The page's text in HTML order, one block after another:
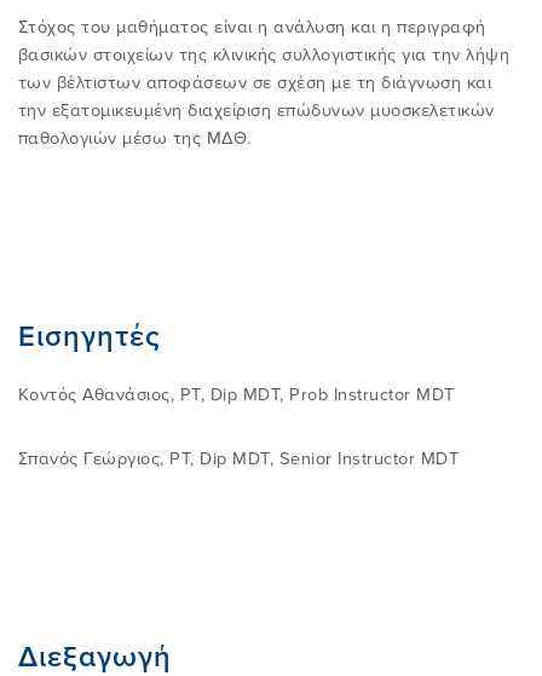
ΕΠΙΣΤΗΜΟΝΙΚΕΣ ΕΚΔΗΛΩΣΕΙΣ
Στόχος του μαθήματος είναι η ανάλυση και η περιγραφή
βασικών στοιχείων της κλινικής συλλογιστικής για την λήψη
των βέλτιστων αποφάσεων σε σχέση με τη διάγνωση και
την εξατομικευμένη διαχείριση επώδυνων μυοσκελετικών
παθολογιών μέσω της ΜΔΘ.
Εισηγητές
Κοντός Αθανάσιος, PT, Dip MDT, Prob Instructor MDT
Σπανός Γεώργιος, PT, Dip MDT, Senior Instructor MDT
Διεξαγωγή